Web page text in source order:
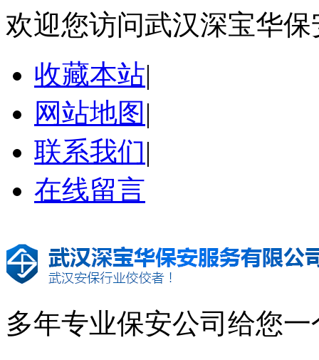
欢迎您访问武汉深宝华
收藏本站|
网站地图 |
联系我们|
在线留言
多年专业保安公司 给您一